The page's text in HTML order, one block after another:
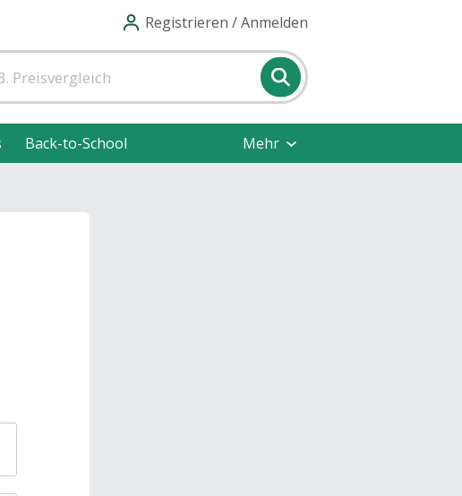
Registrieren / Anmelden
Back-to-School Mehr